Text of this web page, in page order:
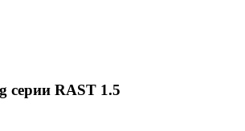
серии RAST 1.5